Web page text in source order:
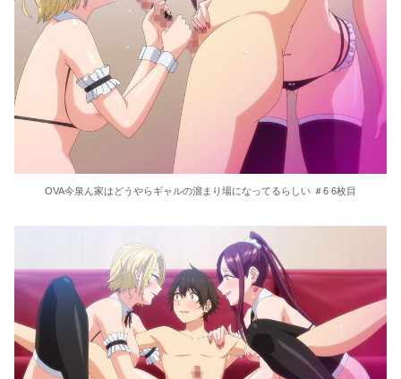
OVA今泉ん家はどうやらギャルの溜まり場になってるらしい ＃6 6枚目